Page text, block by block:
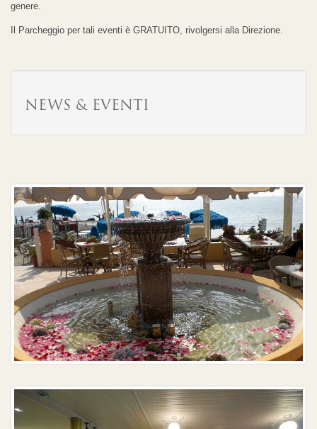
genere.
Il Parcheggio per tali eventi è GRATUITO, rivolgersi alla Direzione.
NEWS & EVENTI